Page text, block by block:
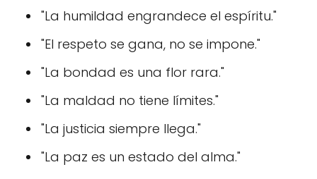
"La humildad engrandece el espíritu."
"El respeto se gana, no se impone."
"La bondad es una flor rara."
"La maldad no tiene límites."
"La justicia siempre llega."
"La paz es un estado del alma."